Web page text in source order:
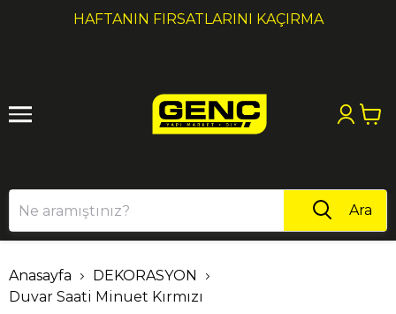
HAFTANIN FIRSATLARINI KAÇIRMA
1 2
Ara
Anasayfa
DEKORASYON
Duvar Saati Minuet Kırmızı